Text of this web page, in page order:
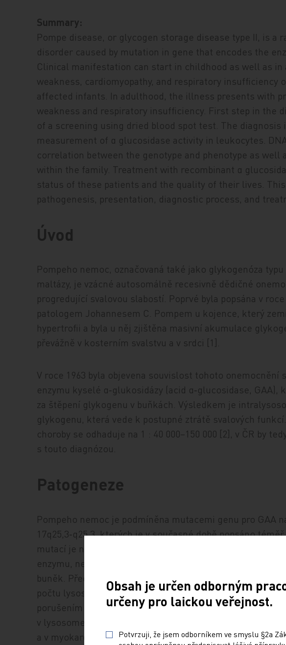
Summary:
Pompe disease, or glycogen storage disease type II, is a
disorder caused by mutation in gene that encodes the
Clinical manifestation can start in childhood as well as in
weakness, cardiomyopathy, and respiratory insufficiency
affected infants. In adulthood, the illness presents with
weakness and respiratory insufficiency. First step in the
of a screening using dried blood spot test. The diagnosis
measurement of α glucosidase activity in leukocytes.
correlation between the genotype and phenotype as
within the family. Treatment with recombinant α
status of these patients and the quality of their lives.
pathogenesis, presentation, diagnostic process, and
Úvod
Pompeho nemoc, označovaná také jako glykogenóza
maltázy, je vzácné autosomálně recesivně dědičné
progredující svalovou slabostí. Poprvé byla popsána v
patologem Johannesem C. Pompem u kojence, který
hypertrofii a byla u něj zjištěna masivní akumulace
převážně v kosterním svalstvu a v srdci [1].
V roce 1963 byla objevena souvislost tohoto onemocnění
enzymu kyselé α‑glukosidázy (acid α‑glucosidase, GAA),
za štěpení glykogenu v buňkách. Výsledkem je
glykogenu, která vede k postupné ztrátě svalových
choroby se odhaduje na 1 : 40 000–150 000 [2], v ČR by
s touto diagnózou.
Patogeneze
Pompeho nemoc je podmíněna mutacemi genu pro GAA
17q25,3‑q25,3, kterých je v současné době popsáno
mutací je nedostatečná tvorba enzymu GAA. Myocyty, ve
enzymu, nejsou schopné štěpit glykogen. Ten se hromadí
buněk. Předpokládá se, že akumulace glykogenu vyvolává
počtu lysosomů a autofagosomů může způsobit svalovou
porušením kontraktilního aparátu svalových vláken [4].
v lysosomech všech tkání, ve velké míře pak v příčně
a v myokardu. Akumulace v myokardu bývá nápadná
Obsah je určen odborným
určeny pro laickou veřejnost.
Potvrzuji, že jsem odborníkem ve smyslu §2a